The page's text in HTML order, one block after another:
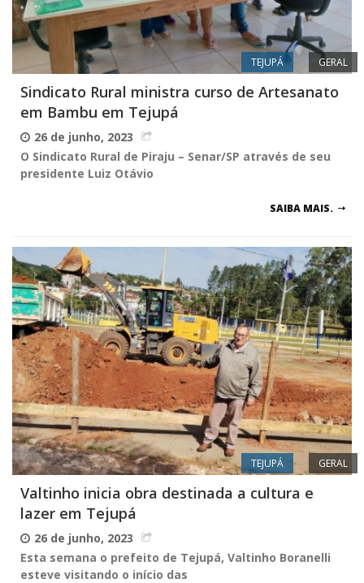
TEJUPÁ GERAL
Sindicato Rural ministra curso de Artesanato
em Bambu em Tejupá
26 de junho, 2023
O Sindicato Rural de Piraju – Senar/SP através de seu
presidente Luiz Otávio
SAIBA MAIS.
TEJUPÁ GERAL
Valtinho inicia obra destinada a cultura e
lazer em Tejupá
26 de junho, 2023
Esta semana o prefeito de Tejupá, Valtinho Boranelli
esteve visitando o início das